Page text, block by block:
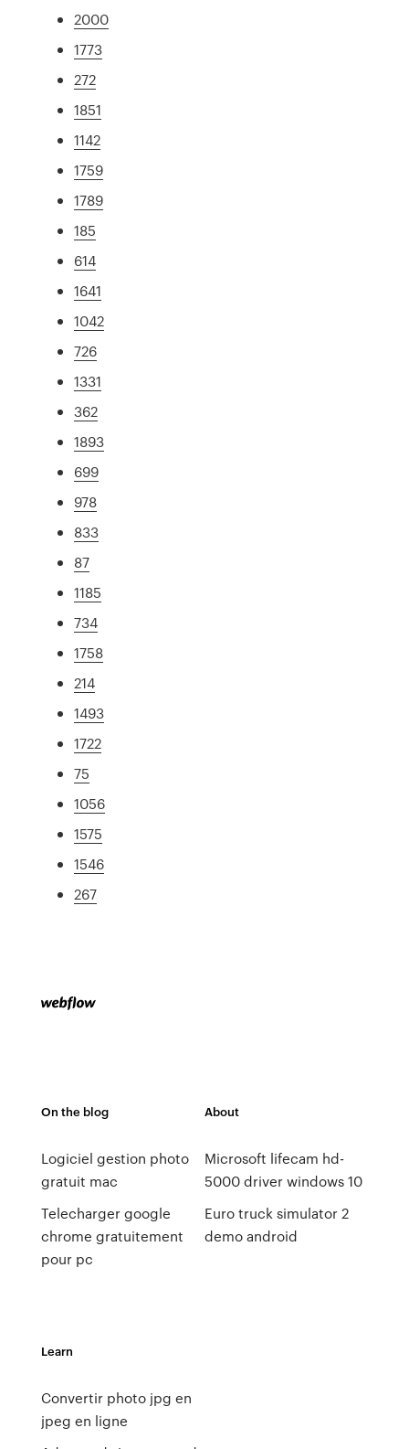
2000
1773
272
1851
1142
1759
1789
185
614
1641
1042
726
1331
362
1893
699
978
833
87
1185
734
1758
214
1493
1722
75
1056
1575
1546
267
On the blog
Logiciel gestion photo
gratuit mac
Telecharger google
chrome gratuitement
pour pc
About
Microsoft lifecam hd-
5000 driver windows 10
Euro truck simulator 2
demo android
Learn
Convertir photo jpg en
jpeg en ligne